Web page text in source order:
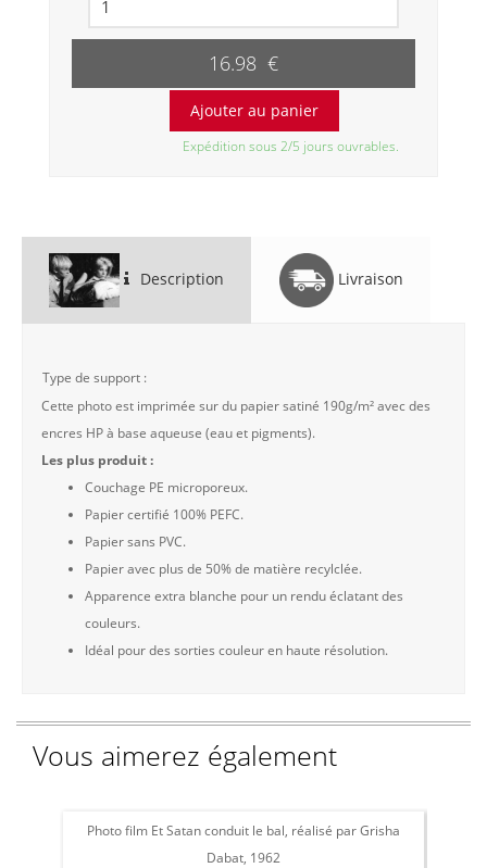
16.98 €
Expédition sous 2/5 jours ouvrables.
Description Livraison
Type de support :
Cette photo est imprimée sur du papier satiné 190g/m² avec des
encres HP à base aqueuse (eau et pigments).
Les plus produit :
Couchage PE microporeux.
Papier certifié 100% PEFC.
Papier sans PVC.
Papier avec plus de 50% de matière recylclée.
Apparence extra blanche pour un rendu éclatant des
couleurs.
Idéal pour des sorties couleur en haute résolution.
Vous aimerez également
Photo film Et Satan conduit le bal, réalisé par Grisha
Dabat, 1962